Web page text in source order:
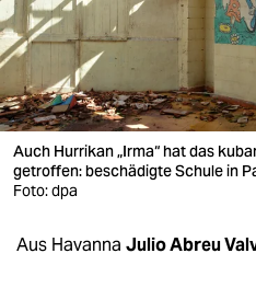
nord
wahrheit
verlag
verlag
shop
Auch Hurrikan „Irma“ hat das
getroffen: beschädigte Schule in
Foto: dpa
Aus Havanna Julio Abreu